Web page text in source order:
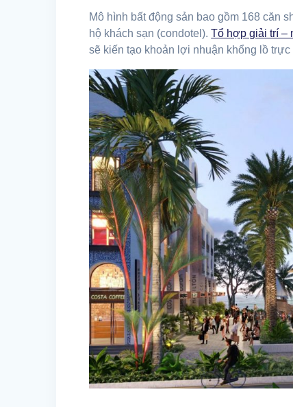
Mô hình bất động sản bao gồm 168 căn
hộ khách sạn (condotel).Tổ hợp giải trí –
sẽ kiến tạo khoản lợi nhuận khổng lồ